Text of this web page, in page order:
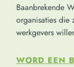
Baanbrekende
organisaties die
werkgevers
WORD EEN